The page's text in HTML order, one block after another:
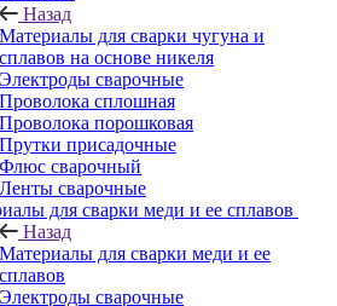
Назад
Материалы для сварки чугуна и
сплавов на основе никеля
Электроды сварочные
Проволока сплошная
Проволока порошковая
Прутки присадочные
Флюс сварочный
Ленты сварочные
для сварки меди и ее сплавов
Назад
Материалы для сварки меди и ее
сплавов
Электроды сварочные